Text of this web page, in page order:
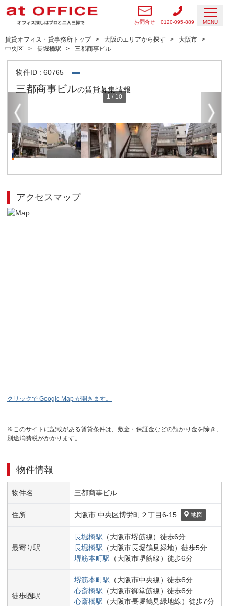
お問合せ 0120-095-889 MENU
賃貸オフィス・貸事務所トップ 大阪のエリアから探す
大阪市
中央区
長堀橋駅 三都商事ビル
物件ID : 60765
三都商事ビルの賃貸募集情報
1 / 10
アクセスマップ
クリックで Google Map が開きます。
※このサイトに記載がある賃貸条件は、敷金・保証金などの預かり金を除き、
別途消費税がかかります。
物件情報
物件名 三都商事ビル
住所 大阪市 中央区博労町２丁目6-15 地図
最寄り駅
長堀橋駅 （大阪市堺筋線） 徒歩6分
長堀橋駅 （大阪市長堀鶴見緑地） 徒歩5分
堺筋本町駅 （大阪市堺筋線） 徒歩6分
徒歩圏駅
堺筋本町駅 （大阪市中央線） 徒歩6分
心斎橋駅 （大阪市御堂筋線） 徒歩6分
心斎橋駅 （大阪市長堀鶴見緑地線） 徒歩7分